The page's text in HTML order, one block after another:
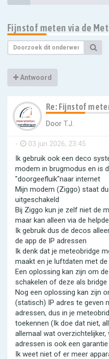
Fijnstof meten via de
Antwoord
Re: Fijnstof
Door T.J.
- 03 jun 2026, 23:45
Ik gebruik ook een deco
modem in brugmodus en is
"doorgeefluik"naar internet
Mijn modem (Ziggo) staat
uitgeschakeld
Bij Ziggo kun je zelf niet de
maar kan alleen via de
Ik gebruik dus de decos
de app de IP adressen
Ik denk dat je meteobridge
maakt en je luftdaten met
Een oplossing kan zijn om
schakelen of deze als
Nog een oplossing kan zijn
(statisch) IP adres te geven
adressen, dus in je
toekennen (Ik doe dat niet,
allemaal wat
adressen is ook een
Ik weet niet of er meer